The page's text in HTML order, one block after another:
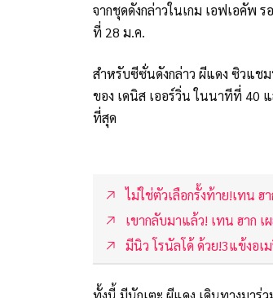
จากชุดดังกล่าวในเกม เอฟเอคัพ
ที่ 28 ม.ค.
สำหรับซีซั่นดังกล่าว ผีแดง ซิวแช
ของ เดนิส เออร์วิ่น ในนาทีที่ 40
ที่สุด
ไม่ใช่ตัวเลือกรั้งท้าย!เทน ฮ
เขากลับมาแล้ว! เทน ฮาก
มีนิว โรนัลโด้ ด้วย!3แข้งอเ